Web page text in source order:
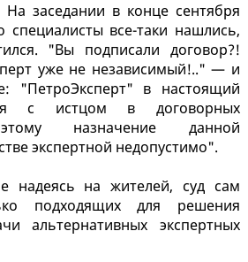
заседании в конце сентября
специалисты все-таки нашлись,
"Вы подписали договор?!
уже не независимый!.." — и
"ПетроЭксперт" в настоящий
с истцом в договорных
назначение данной
экспертной недопустимо".
надеясь на жителей, суд сам
подходящих для решения
альтернативных экспертных